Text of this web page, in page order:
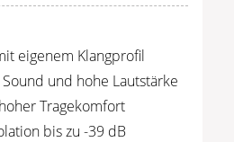
eigenem Klangprofil
und hohe Lautstärke
Tragekomfort
bis zu -39 dB